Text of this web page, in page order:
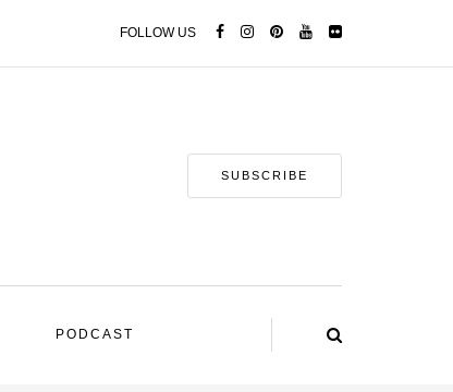
FOLLOW US
SUBSCRIBE
PODCAST